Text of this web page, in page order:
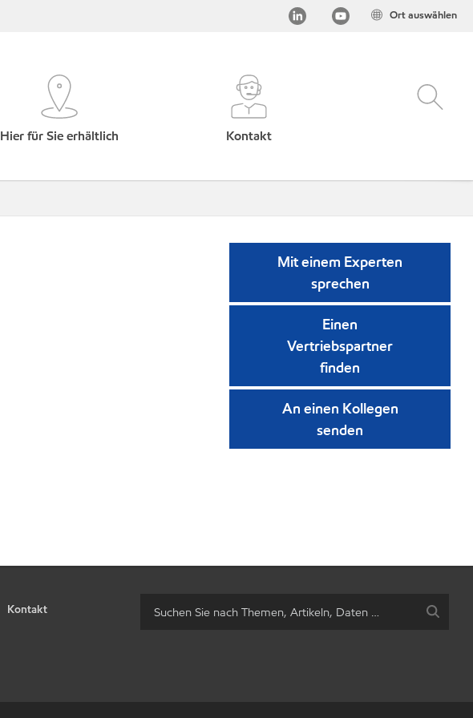
Ort auswählen
Hier für Sie erhältlich Kontakt
Mit einem Experten
sprechen
Einen
Vertriebspartner
finden
An einen Kollegen
senden
Kontakt